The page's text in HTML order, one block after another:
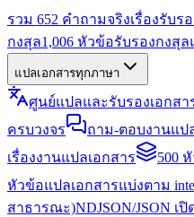
รวม 652 คำถามจริงเรื่องรับร
กงสุล1,006 หัวข้อรับรองกงสุล
แปลเอกสารทุกภาษา
ศูนย์แปลและรับรองเอกสา
ครบวงจร
ถาม-ตอบงานแป
เรื่องงานแปลเอกสาร
500
หัวข้อแปลเอกสารแบ่งตาม
สาธารณะ)NDJSON/JSON